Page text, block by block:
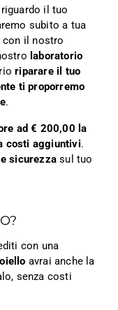
riguardo il tuo
subito a tua
con il nostro
laboratorio
riparare il tuo
ti proporremo
.
ad € 200,00 la
costi aggiuntivi.
sicurezza sul tuo
con una
avrai anche la
senza costi